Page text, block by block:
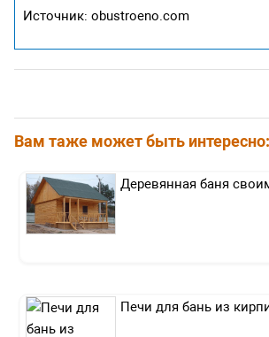
Источник: obustroeno.com
Вам таже может быть интересно:
Деревянная баня
Печи для бань из